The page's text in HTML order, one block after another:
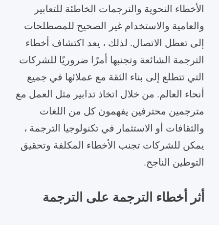
الأخطاء النحوية والترجمات الخاطئة للتعابير
والعامية والاستخدام غير الصحيح للمصطلحات
إلى تعطل الاتصال. لذلك ، يعد اكتشاف أخطاء
الترجمة الشائعة وتجنبها أمرًا ضروريًا للشركات
التي تتطلع إلى بناء الثقة مع عملائها في جميع
أنحاء العالم. من خلال اتخاذ تدابير مثل العمل مع
مترجمين محترفين يفهمون كل من اللغات
والثقافات أو الاستثمار في تكنولوجيا الترجمة ،
يمكن للشركات تجنب الأخطاء المكلفة وتحقيق
التوطين الناجح.
أثر أخطاء الترجمة على الترجمة